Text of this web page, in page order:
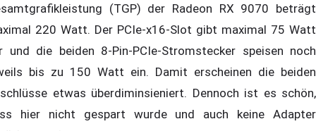
(TGP) der Radeon RX 9070 beträgt
220 Watt. Der PCIe-x16-Slot gibt maximal 75 Watt
und die beiden 8-Pin-PCIe-Stromstecker speisen noch
bis zu 150 Watt ein. Damit erscheinen die beiden
etwas überdiminsieniert. Dennoch ist es schön,
hier nicht gespart wurde und auch keine Adapter